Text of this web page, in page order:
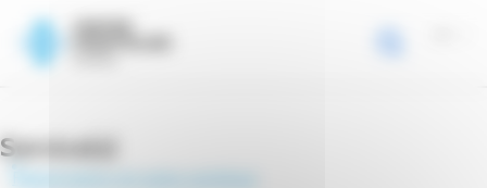
Panneau de gestion des cookies
Page d’accueil
Dr CHEAN Dara
Service(s)